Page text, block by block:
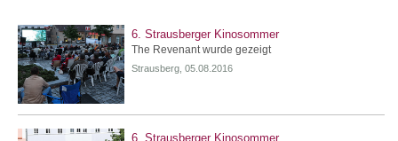
6. Strausberger Kinosommer
The Revenant wurde gezeigt
Strausberg, 05.08.2016
6. Strausberger Kinosommer